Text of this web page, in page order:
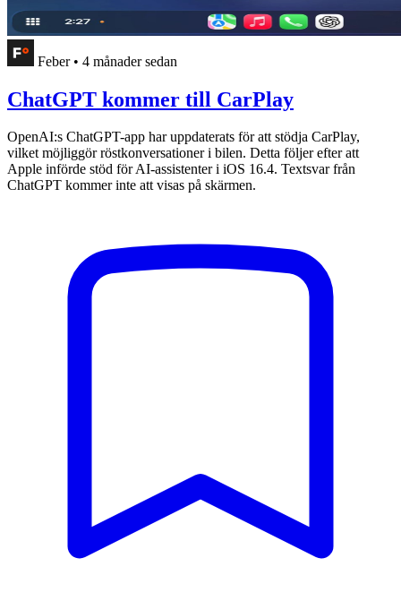
Feber • 4 månader sedan
ChatGPT kommer till CarPlay
OpenAI:s ChatGPT-app har uppdaterats för att stödja CarPlay,
vilket möjliggör röstkonversationer i bilen. Detta följer efter att
Apple införde stöd för AI-assistenter i iOS 16.4. Textsvar från
ChatGPT kommer inte att visas på skärmen.